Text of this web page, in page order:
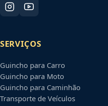
SERVIÇOS
Guincho para Carro
Guincho para Moto
Guincho para Caminhão
Transporte de Veículos